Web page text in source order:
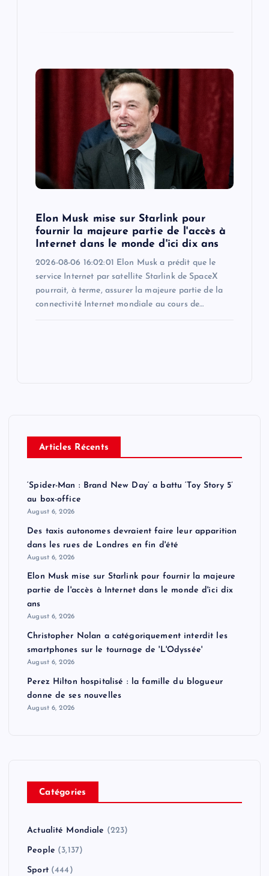
Elon Musk mise sur Starlink pour
fournir la majeure partie de l'accès à
Internet dans le monde d'ici dix ans
2026-08-06 16:02:01 Elon Musk a prédit que le
service Internet par satellite Starlink de SpaceX
pourrait, à terme, assurer la majeure partie de la
connectivité Internet mondiale au cours de…
Articles Récents
‘Spider-Man : Brand New Day’ a battu ‘Toy Story 5’
au box-office
August 6, 2026
Des taxis autonomes devraient faire leur apparition
dans les rues de Londres en fin d'été
August 6, 2026
Elon Musk mise sur Starlink pour fournir la majeure
partie de l'accès à Internet dans le monde d'ici dix
ans
August 6, 2026
Christopher Nolan a catégoriquement interdit les
smartphones sur le tournage de 'L'Odyssée'
August 6, 2026
Perez Hilton hospitalisé : la famille du blogueur
donne de ses nouvelles
August 6, 2026
Catégories
Actualité Mondiale (223)
People (3,137)
Sport(444)